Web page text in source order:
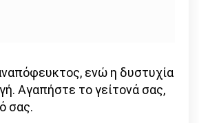
ενώ η δυστυχία
Αγαπήστε το γείτονά σας,
σας.